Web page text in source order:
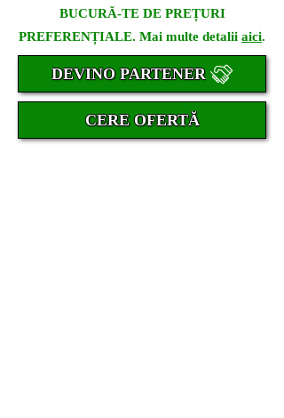
BUCURĂ-TE DE PREȚURI
PREFERENȚIALE. Mai multe detalii aici.
DEVINO PARTENER
CERE OFERTĂ